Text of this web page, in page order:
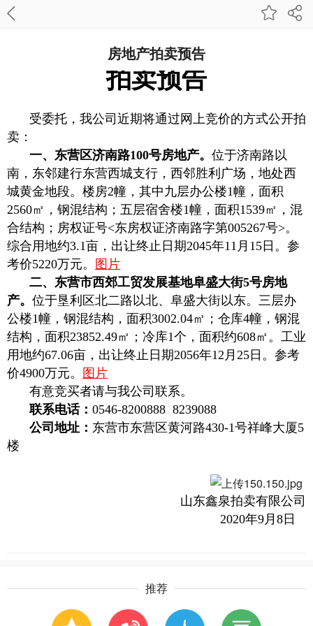
房地产拍卖预告
拍卖预告
受委托，我公司近期将通过网上竞价的方式公开拍
卖：
一、东营区济南路100号房地产。 位于济南路以
南，东邻建行东营西城支行，西邻胜利广场，地处西
城黄金地段。楼房2幢，其中九层办公楼1幢，面积
2560㎡，钢混结构；五层宿舍楼1幢，面积1539㎡，混
合结构；房权证号<东房权证济南路字第005267号>。
综合用地约3.1亩，出让终止日期2045年11月15日。参
考价5220万元。
图片
二、东营市西郊工贸发展基地阜盛大街5号房地
产。 位于垦利区北二路以北、阜盛大街以东。三层办
公楼1幢，钢混结构，面积3002.04㎡；仓库4幢，钢混
结构，面积23852.49㎡；冷库1个，面积约608㎡。工业
用地约67.06亩，出让终止日期2056年12月25日。参考
价4900万元。
图片
有意竞买者请与我公司联系。
联系电话： 0546-8200888 8239088
公司地址： 东营市东营区黄河路430-1号祥峰大厦5
楼
山东鑫泉拍卖有限公司
2020年9月8日
推荐